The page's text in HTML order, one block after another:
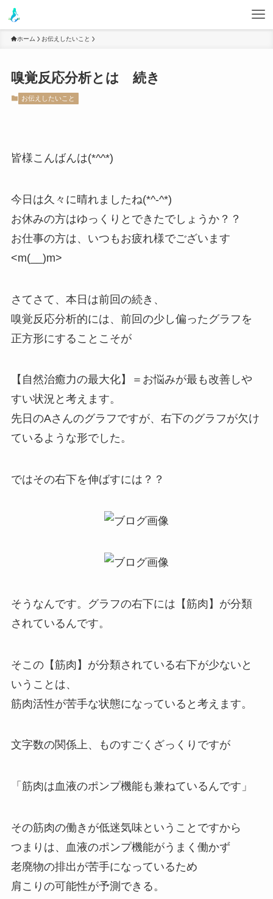
ホーム お伝えしたいこと
嗅覚反応分析とは 続き
お伝えしたいこと
皆様こんばんは(*^^*)
今日は久々に晴れましたね(*^-^*)
お休みの方はゆっくりとできたでしょうか？？
お仕事の方は、いつもお疲れ様でございます
<m(__)m>
さてさて、本日は前回の続き、
嗅覚反応分析的には、前回の少し偏ったグラフを
正方形にすることこそが
【自然治癒力の最大化】＝お悩みが最も改善しや
すい状況と考えます。
先日のAさんのグラフですが、右下のグラフが欠け
ているような形でした。
ではその右下を伸ばすには？？
そうなんです。グラフの右下には【筋肉】が分類
されているんです。
そこの【筋肉】が分類されている右下が少ないと
いうことは、
筋肉活性が苦手な状態になっていると考えます。
文字数の関係上、ものすごくざっくりですが
「筋肉は血液のポンプ機能も兼ねているんです」
その筋肉の働きが低迷気味ということですから
つまりは、血液のポンプ機能がうまく働かず
老廃物の排出が苦手になっているため
肩こりの可能性が予測できる。